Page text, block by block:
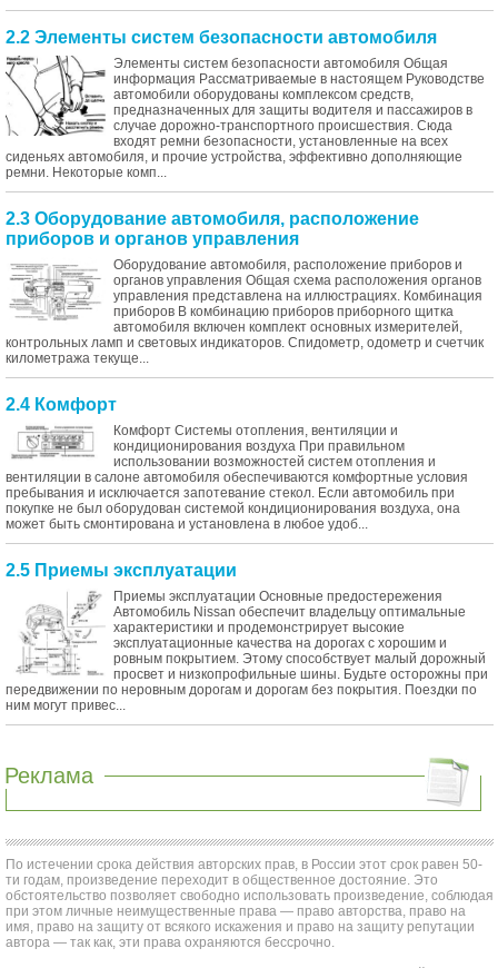
2.2 Элементы систем безопасности автомобиля
Элементы систем безопасности автомобиля Общая
информация Рассматриваемые в настоящем Руководстве
автомобили оборудованы комплексом средств,
предназначенных для защиты водителя и пассажиров в
случае дорожно-транспортного происшествия. Сюда
входят ремни безопасности, установленные на всех
сиденьях автомобиля, и прочие устройства, эффективно дополняющие
ремни. Некоторые комп...
2.3 Оборудование автомобиля, расположение
приборов и органов управления
Оборудование автомобиля, расположение приборов и
органов управления Общая схема расположения органов
управления представлена на иллюстрациях. Комбинация
приборов В комбинацию приборов приборного щитка
автомобиля включен комплект основных измерителей,
контрольных ламп и световых индикаторов. Спидометр, одометр и счетчик
километража текуще...
2.4 Комфорт
Комфорт Системы отопления, вентиляции и
кондиционирования воздуха При правильном
использовании возможностей систем отопления и
вентиляции в салоне автомобиля обеспечиваются комфортные условия
пребывания и исключается запотевание стекол. Если автомобиль при
покупке не был оборудован системой кондиционирования воздуха, она
может быть смонтирована и установлена в любое удоб...
2.5 Приемы эксплуатации
Приемы эксплуатации Основные предостережения
Автомобиль Nissan обеспечит владельцу оптимальные
характеристики и продемонстрирует высокие
эксплуатационные качества на дорогах с хорошим и
ровным покрытием. Этому способствует малый дорожный
просвет и низкопрофильные шины. Будьте осторожны при
передвижении по неровным дорогам и дорогам без покрытия. Поездки по
ним могут привес...
Реклама
По истечении срока действия авторских прав, в России этот срок равен 50-
ти годам, произведение переходит в общественное достояние. Это
обстоятельство позволяет свободно использовать произведение, соблюдая
при этом личные неимущественные права — право авторства, право на
имя, право на защиту от всякого искажения и право на защиту репутации
автора — так как, эти права охраняются бессрочно.